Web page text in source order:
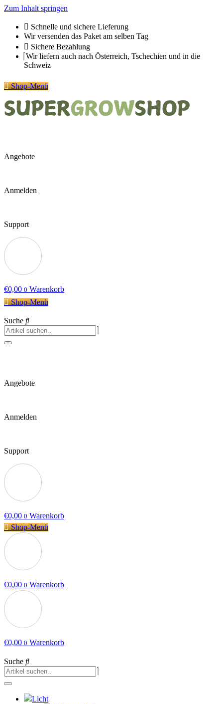
Zum Inhalt springen
Schnelle und sichere Lieferung
Wir versenden das Paket am selben Tag
Sichere Bezahlung
Wir liefern auch nach Österreich, Tschechien und in die
Schweiz
Shop-Menü
Angebote
Anmelden
Support
€0,00 0 Warenkorb
Shop-Menü
Suche
Angebote
Anmelden
Support
€0,00 0 Warenkorb
Shop-Menü
€0,00 0 Warenkorb
€0,00 0 Warenkorb
Suche
Licht